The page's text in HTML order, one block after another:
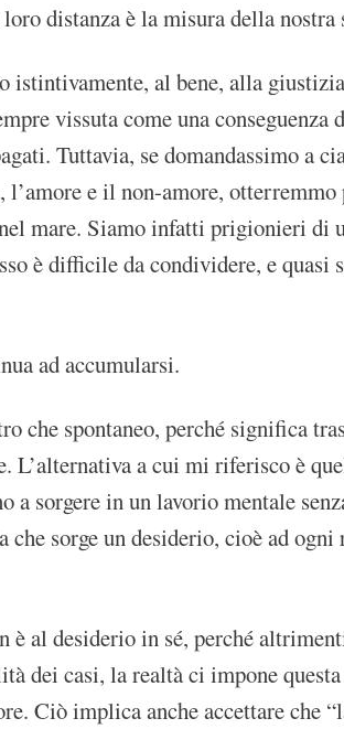
distanza è la misura della nostra
istintivamente, al bene, alla
vissuta come una
Tuttavia, se domandassimo a
e il non-amore, otterremmo
nel mare. Siamo infatti prigionieri
è difficile da condividere, e quasi
ad accumularsi.
che spontaneo, perché significa
L’alternativa a cui mi riferisco è
a sorgere in un lavorio mentale
sorge un desiderio, cioè ad
al desiderio in sé, perché
dei casi, la realtà ci impone
Ciò implica anche accettare che